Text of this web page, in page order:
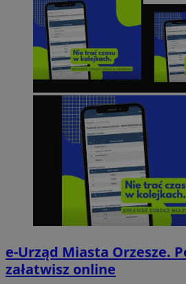
e-Urząd Miasta Orzesze.
załatwisz online